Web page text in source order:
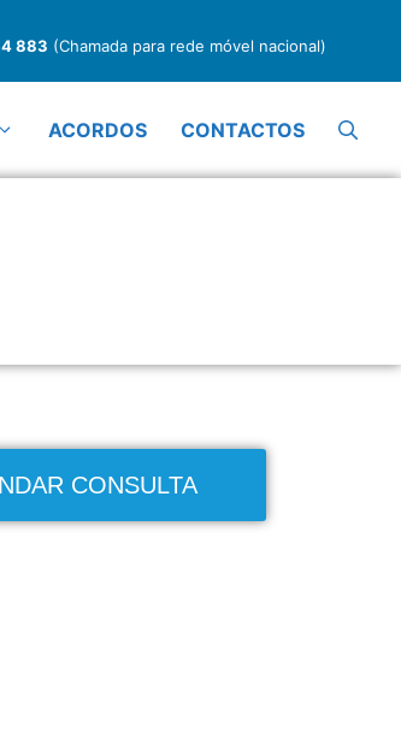
883 (Chamada para rede móvel nacional)
ACORDOS CONTACTOS
CONSULTA